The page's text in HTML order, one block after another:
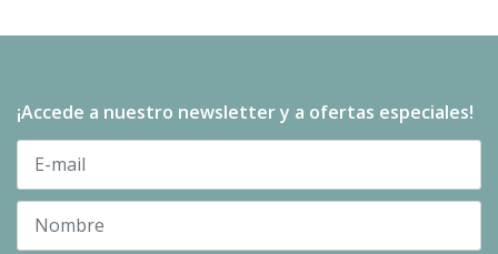
¡Accede a nuestro newsletter y a ofertas especiales!